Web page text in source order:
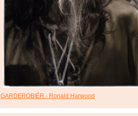
GARDEROBIÉR - Ronald Harwood